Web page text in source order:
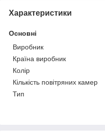
Характеристики
Основні
Виробник
Країна виробник
Колір
Кількість повітряних камер
Тип